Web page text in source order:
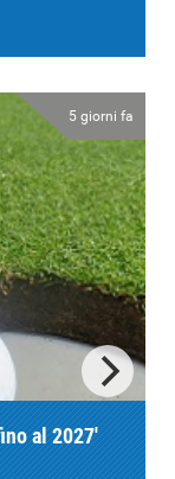
5 giorni fa
al 2027'